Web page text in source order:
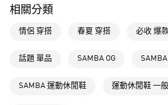
全家取貨付款
每筆NT$80，滿NT$1,500(含以上)免運費
每筆NT$80，滿NT$1,500(含以上)免運費
萊爾富取貨付款
相關分類
情侶 穿搭 春夏 穿搭 必收 爆
話題 單品 SAMBA OG
SAMBA 運動休閒鞋 運動休閒鞋 一